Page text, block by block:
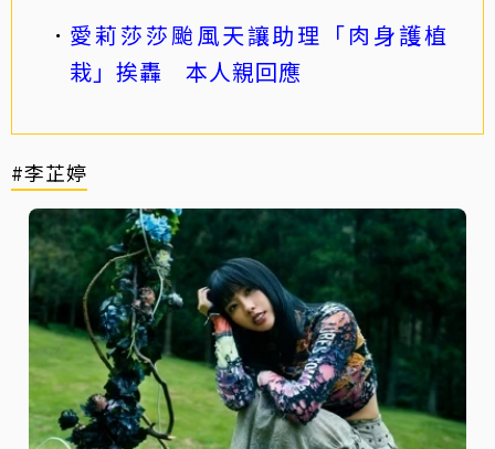
愛莉莎莎颱風天讓助理「肉身護植
栽」挨轟 本人親回應
#李芷婷